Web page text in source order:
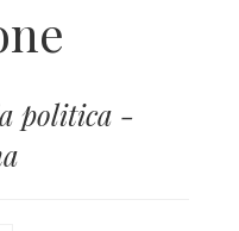
politica -